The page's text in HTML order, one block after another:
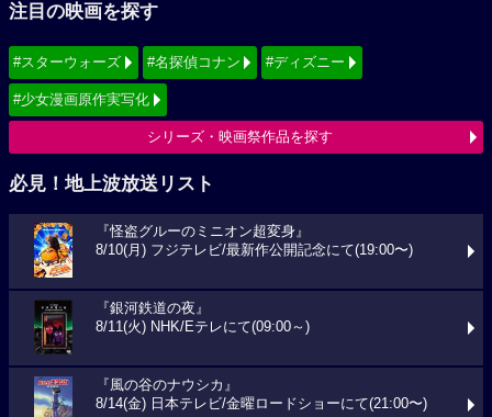
注目の映画を探す
#スターウォーズ #名探偵コナン #ディズニー
#少女漫画原作実写化
シリーズ・映画祭作品を探す
必見！地上波放送リスト
『怪盗グルーのミニオン超変身』
8/10(月) フジテレビ/最新作公開記念にて(19:00〜)
『銀河鉄道の夜』
8/11(火) NHK/Eテレにて(09:00～)
『風の谷のナウシカ』
8/14(金) 日本テレビ/金曜ロードショーにて(21:00〜)